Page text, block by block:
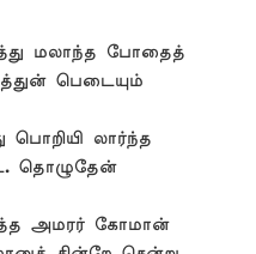
மலாந்த போதைத்
பெடையும்
பொறியி லார்ந்த
தொழுதேன்
அமரர் கோமான்